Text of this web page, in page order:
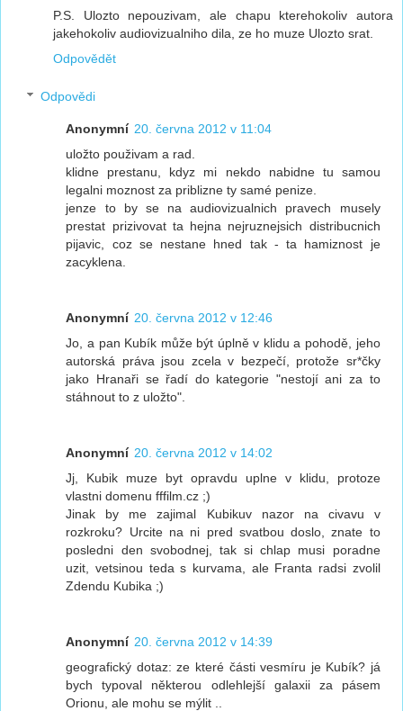
P.S. Ulozto nepouzivam, ale chapu kterehokoliv autora
jakehokoliv audiovizualniho dila, ze ho muze Ulozto srat.
Odpovědět
Odpovědi
Anonymní 20. června 2012 v 11:04
uložto použivam a rad.
klidne prestanu, kdyz mi nekdo nabidne tu samou
legalni moznost za priblizne ty samé penize.
jenze to by se na audiovizualnich pravech musely
prestat prizivovat ta hejna nejruznejsich distribucnich
pijavic, coz se nestane hned tak - ta hamiznost je
zacyklena.
Anonymní 20. června 2012 v 12:46
Jo, a pan Kubík může být úplně v klidu a pohodě, jeho
autorská práva jsou zcela v bezpečí, protože sr*čky
jako Hranaři se řadí do kategorie "nestojí ani za to
stáhnout to z uložto".
Anonymní 20. června 2012 v 14:02
Jj, Kubik muze byt opravdu uplne v klidu, protoze
vlastni domenu fffilm.cz ;)
Jinak by me zajimal Kubikuv nazor na civavu v
rozkroku? Urcite na ni pred svatbou doslo, znate to
posledni den svobodnej, tak si chlap musi poradne
uzit, vetsinou teda s kurvama, ale Franta radsi zvolil
Zdendu Kubika ;)
Anonymní 20. června 2012 v 14:39
geografický dotaz: ze které části vesmíru je Kubík? já
bych typoval některou odlehlejší galaxii za pásem
Orionu, ale mohu se mýlit ..